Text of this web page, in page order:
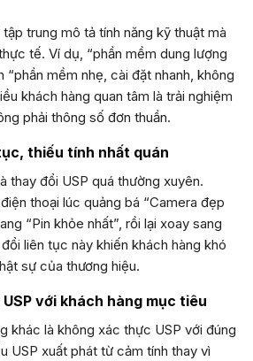
trung mô tả tính năng kỹ thuật mà
tế. Ví dụ, “phần mềm dung lượng
“phần mềm nhẹ, cài đặt nhanh, không
khách hàng quan tâm là trải nghiệm
phải thông số đơn thuần.
thiếu tính nhất quán
thay đổi USP quá thường xuyên.
thoại lúc quảng bá “Camera đẹp
“Pin khỏe nhất”, rồi lại xoay sang
đổi liên tục này khiến khách hàng khó
sự của thương hiệu.
với khách hàng mục tiêu
khác là không xác thực USP với đúng
USP xuất phát từ cảm tính thay vì